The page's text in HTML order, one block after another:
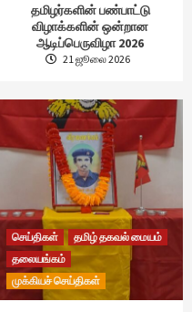
தமிழர்களின் பண்பாட்டு
விழாக்களின் ஒன்றான
ஆடிப்பெருவிழா 2026
21 ஜூலை 2026
செய்திகள்
தமிழ் தகவல் மையம்
தலையங்கம்
முக்கியச் செய்திகள்